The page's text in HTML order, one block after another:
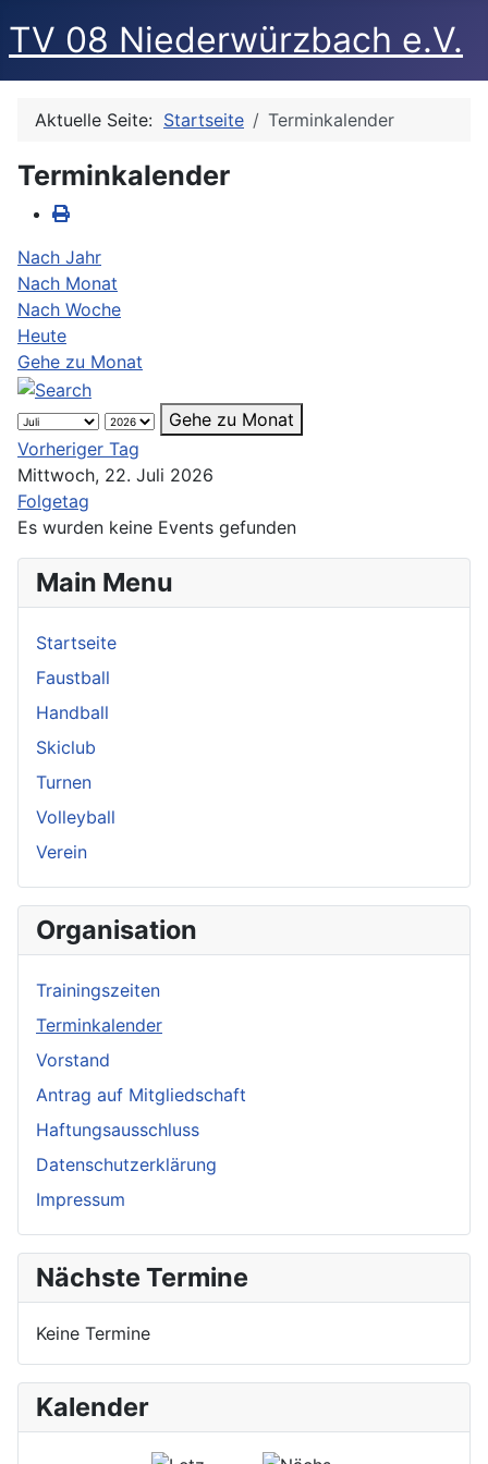
TV 08 Niederwürzbach e.V.
Aktuelle Seite: Startseite Terminkalender
Terminkalender
Nach Jahr
Nach Monat
Nach Woche
Heute
Gehe zu Monat
Gehe zu Monat
Vorheriger Tag
Mittwoch, 22. Juli 2026
Folgetag
Es wurden keine Events gefunden
Main Menu
Startseite
Faustball
Handball
Skiclub
Turnen
Volleyball
Verein
Organisation
Trainingszeiten
Terminkalender
Vorstand
Antrag auf Mitgliedschaft
Haftungsausschluss
Datenschutzerklärung
Impressum
Nächste Termine
Keine Termine
Kalender